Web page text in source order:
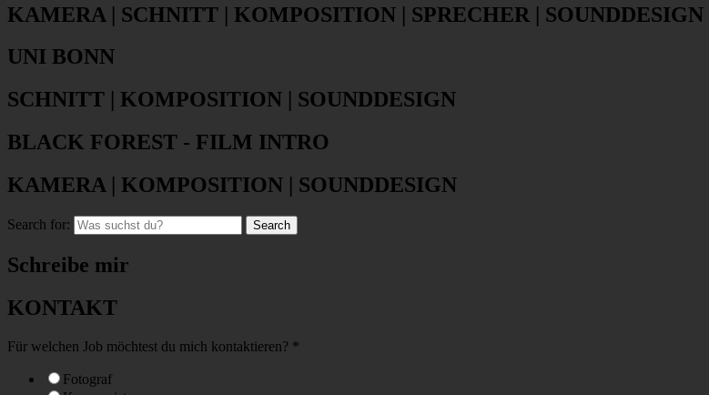
KAMERA | SCHNITT | KOMPOSITION | SPRECHER | SOUNDDESIGN
UNI BONN
SCHNITT | KOMPOSITION | SOUNDDESIGN
BLACK FOREST - FILM INTRO
KAMERA | KOMPOSITION | SOUNDDESIGN
Search for: Search
Schreibe mir
KONTAKT
Für welchen Job möchtest du mich kontaktieren? *
Fotograf